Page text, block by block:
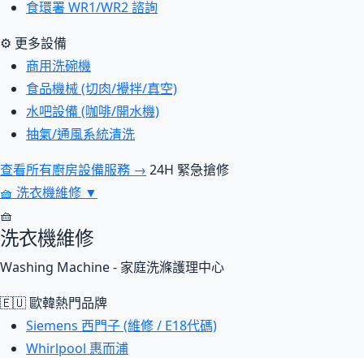
食環署 WR1/WR2 諮詢
⚙ 更多設備
商用洗碗機
食品機械 (切肉/攪拌/真空)
水吧設備 (咖啡/開水機)
抽氣/通風系統清洗
查看所有廚房設備服務 → 24H 緊急搶修
🧺 洗衣機維修 ▼
🧺
洗衣機維修
Washing Machine - 家庭洗滌護理中心
🇪🇺 歐韓熱門品牌
Siemens 西門子 (維修 / E18代碼)
Whirlpool 惠而浦